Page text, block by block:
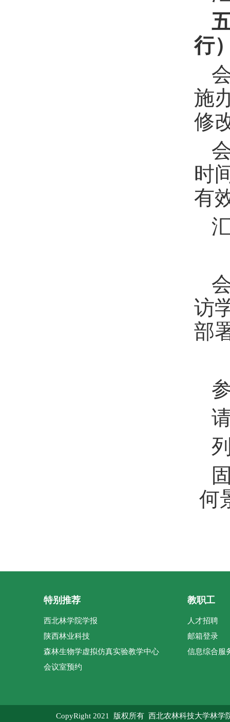
行
施
修
时
有
访
部
何
特别推荐
西北林学院学报
陕西林业科技
森林生物学虚拟仿真实验教学中心
会议室预约
教职工
人才招聘
邮箱登录
信息综合服
CopyRight 2021 版权所有 西北农林科技大学林